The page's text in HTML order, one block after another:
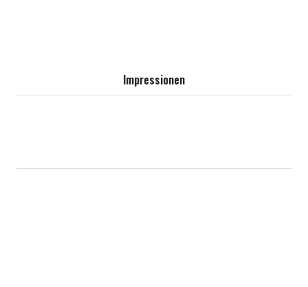
Impressionen